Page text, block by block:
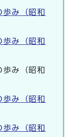
み（昭和
み（昭和
み（昭和
み（昭和
み（昭和